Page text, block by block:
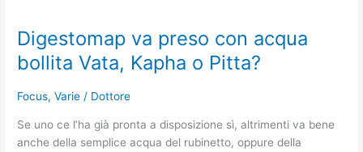
Digestomap va preso con acqua
bollita Vata, Kapha o Pitta?
Focus,Varie / Dottore
Se uno ce l’ha già pronta a disposizione sì, altrimenti va bene
anche della semplice acqua del rubinetto, oppure della